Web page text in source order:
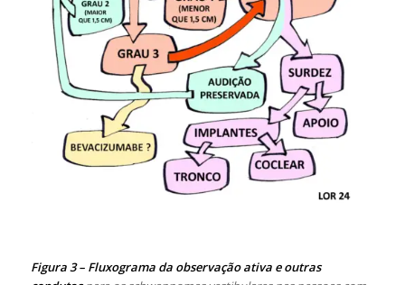
Figura 3 – Fluxograma da observação ativa e outras